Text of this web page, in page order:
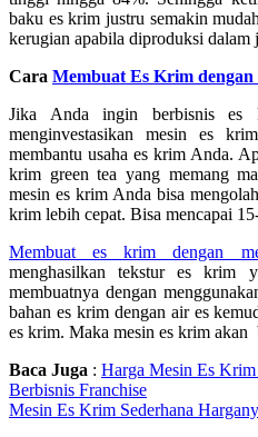
baku es krim justru semakin
kerugian apabila diproduksi dalam
Cara Membuat Es Krim
Jika Anda ingin berbisnis es
menginvestasikan mesin es
membantu usaha es krim Anda.
krim green tea yang memang
mesin es krim Anda bisa
krim lebih cepat. Bisa mencapai
Membuat es krim dengan
menghasilkan tekstur es krim
membuatnya dengan
bahan es krim dengan air es
es krim. Maka mesin es krim akan
Baca Juga : Harga Mesin Es
Berbisnis Franchise
Mesin Es Krim Sederhana